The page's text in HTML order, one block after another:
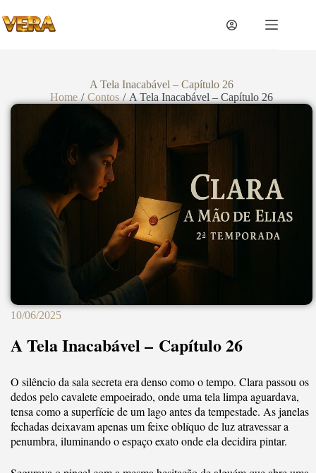
A Tela Inacabável – Capítulo 26
Home / Contos / A Tela Inacabável – Capítulo 26
10/06/2025
A Tela Inacabável – Capítulo 26
O silêncio da sala secreta era denso como o tempo. Clara passou os
dedos pelo cavalete empoeirado, onde uma tela limpa aguardava,
tensa como a superfície de um lago antes da tempestade. As janelas
fechadas deixavam apenas um feixe oblíquo de luz atravessar a
penumbra, iluminando o espaço exato onde ela decidira pintar.